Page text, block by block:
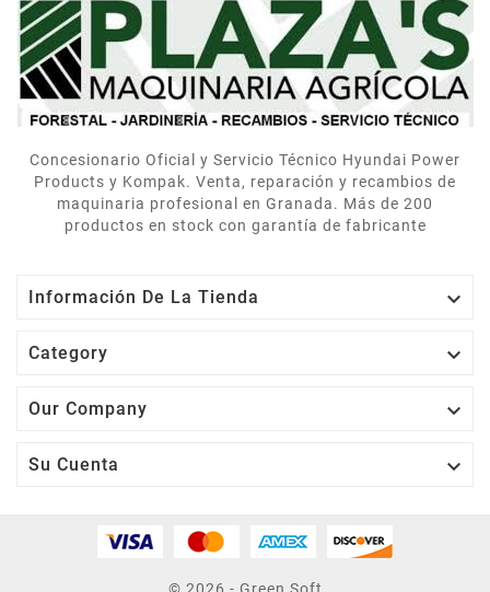
explicó cómo usarlo
correctamente. Muy
contentos.
Concesionario Oficial y Servicio Técnico Hyundai Power
Products y Kompak. Venta, reparación y recambios de
maquinaria profesional en Granada. Más de 200
productos en stock con garantía de fabricante
Información De La Tienda 
Category 
Our Company 
Su Cuenta 